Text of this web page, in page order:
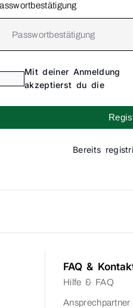
Mit deiner Anmeldung
akzeptierst du die
Bereits
FAQ &
Hilfe & FAQ
Ansprechpartner